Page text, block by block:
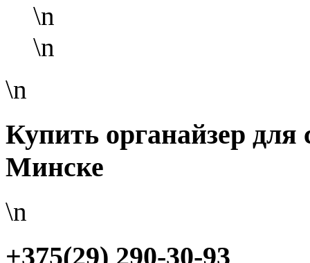
\n
\n
\n
Купить органайзер для
Минске
\n
+375(29) 290-30-93